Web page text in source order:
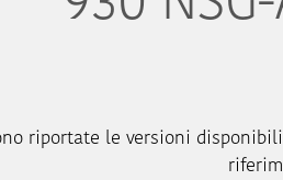
riportate le versioni